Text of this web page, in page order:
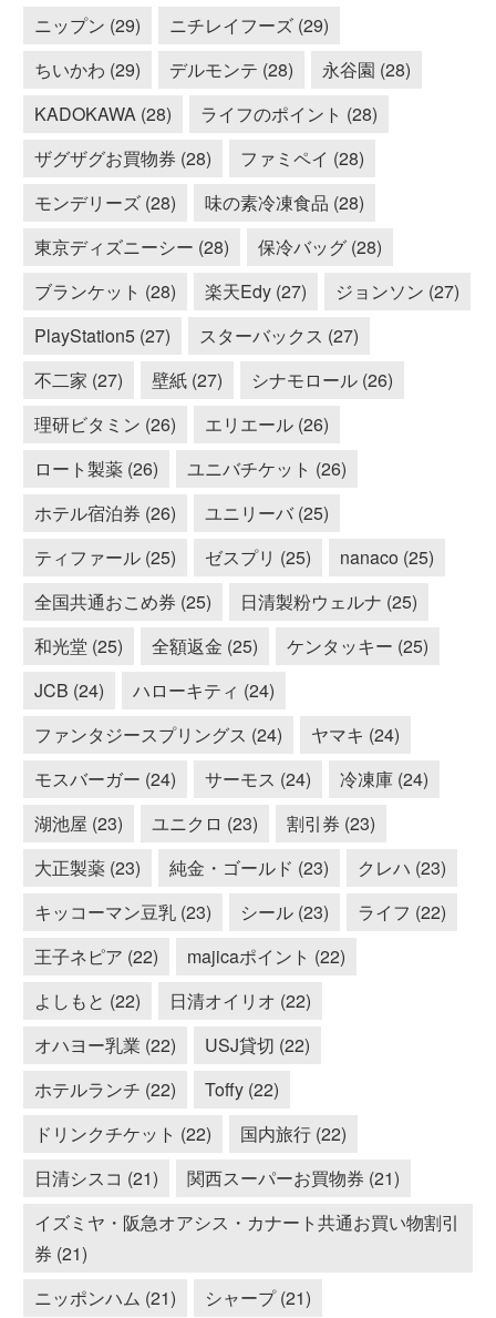
ニップン (29)
ニチレイフーズ (29)
ちいかわ (29)
デルモンテ (28)
永谷園 (28)
KADOKAWA (28)
ライフのポイント (28)
ザグザグお買物券 (28)
ファミペイ (28)
モンデリーズ (28)
味の素冷凍食品 (28)
東京ディズニーシー (28)
保冷バッグ (28)
ブランケット (28)
楽天Edy (27)
ジョンソン (27)
PlayStation5 (27)
スターバックス (27)
不二家 (27)
壁紙 (27)
シナモロール (26)
理研ビタミン (26)
エリエール (26)
ロート製薬 (26)
ユニバチケット (26)
ホテル宿泊券 (26)
ユニリーバ (25)
ティファール (25)
ゼスプリ (25)
nanaco (25)
全国共通おこめ券 (25)
日清製粉ウェルナ (25)
和光堂 (25)
全額返金 (25)
ケンタッキー (25)
JCB (24)
ハローキティ (24)
ファンタジースプリングス (24)
ヤマキ (24)
モスバーガー (24)
サーモス (24)
冷凍庫 (24)
湖池屋 (23)
ユニクロ (23)
割引券 (23)
大正製薬 (23)
純金・ゴールド (23)
クレハ (23)
キッコーマン豆乳 (23)
シール (23)
ライフ (22)
王子ネピア (22)
majicaポイント (22)
よしもと (22)
日清オイリオ (22)
オハヨー乳業 (22)
USJ貸切 (22)
ホテルランチ (22)
Toffy (22)
ドリンクチケット (22)
国内旅行 (22)
日清シスコ (21)
関西スーパーお買物券 (21)
イズミヤ・阪急オアシス・カナート共通お買い物割引
券 (21)
ニッポンハム (21)
シャープ (21)